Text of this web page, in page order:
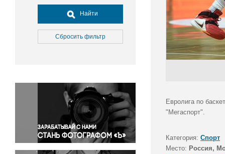
Досуг, туризм и отдых
Культура
Медицина
Окружающая среда
Политика
Правосудие
Происшествия и конфликты
Религия
Светская жизнь
Найти
Сбросить фильтр
Евролига по
"Мегаспорт".
Категория: Спорт
Место: Россия,